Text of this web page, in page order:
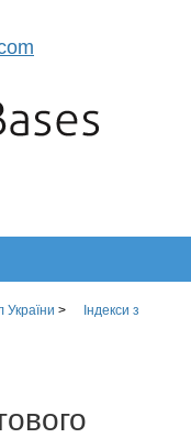
України >
Індекси з